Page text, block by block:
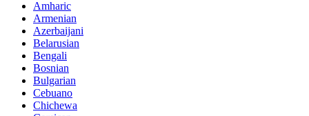
Amharic
Armenian
Azerbaijani
Belarusian
Bengali
Bosnian
Bulgarian
Cebuano
Chichewa